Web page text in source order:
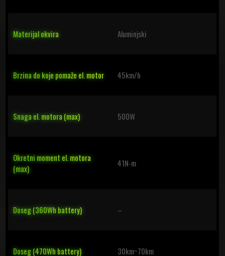
Materijal okvira Aluminjski
Brzina do koje pomaže el. motor 45km/h
Snaga el. motora (max) 500W
Okretni moment el. motora
(max)
41N-m
Doseg (360Wh battery) –
Doseg (470Wh battery) 30km~70km